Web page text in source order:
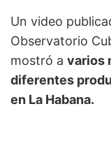
Un video
Observatorio
mostró a varios
diferentes
en La Habana.